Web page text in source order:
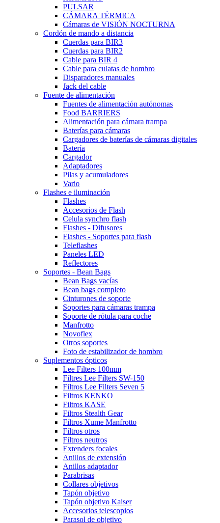
PULSAR
CÁMARA TÉRMICA
Cámaras de VISIÓN NOCTURNA
Cordón de mando a distancia
Cuerdas para BIR3
Cuerdas para BIR2
Cable para BIR 4
Cable para culatas de hombro
Disparadores manuales
Jack del cable
Fuente de alimentación
Fuentes de alimentación autónomas
Food BARRIERS
Alimentación para cámara trampa
Baterías para cámaras
Cargadores de baterías de cámaras digitales
Batería
Cargador
Adaptadores
Pilas y acumuladores
Vario
Flashes e iluminación
Flashes
Accesorios de Flash
Celula synchro flash
Flashes - Difusores
Flashes - Soportes para flash
Teleflashes
Paneles LED
Reflectores
Soportes - Bean Bags
Bean Bags vacías
Bean bags completo
Cinturones de soporte
Soportes para cámaras trampa
Soporte de rótula para coche
Manfrotto
Novoflex
Otros soportes
Foto de estabilizador de hombro
Suplementos ópticos
Lee Filters 100mm
Filtres Lee Filters SW-150
Filtros Lee Filters Seven 5
Filtros KENKO
Filtros KASE
Filtros Stealth Gear
Filtros Xume Manfrotto
Filtros otros
Filtros neutros
Extenders focales
Anillos de extensión
Anillos adaptador
Parabrisas
Collares objetivos
Tapón objetivo
Tapón objetivo Kaiser
Accesorios telescopios
Parasol de objetivo